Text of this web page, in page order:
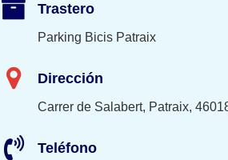
Trastero
Parking Bicis Patraix
Dirección
Carrer de Salabert, Patraix,
Teléfono